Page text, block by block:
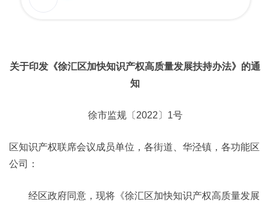
关于印发《徐汇区加快知识产权高质量发展扶持办法》的通
知
徐市监规〔2022〕1号
区知识产权联席会议成员单位，各街道、华泾镇，各功能区
公司：
经区政府同意，现将《徐汇区加快知识产权高质量发展